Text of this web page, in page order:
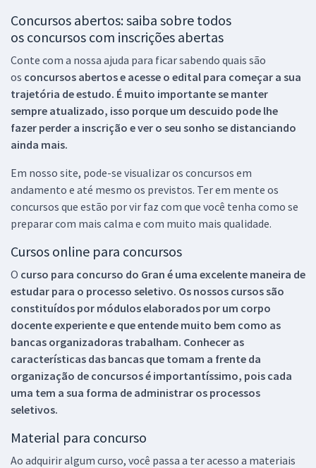
Concursos abertos: saiba sobre todos
os concursos com inscrições abertas
Conte com a nossa ajuda para ficar sabendo quais são
os concursos abertos e acesse o edital para começar a sua
trajetória de estudo. É muito importante se manter
sempre atualizado, isso porque um descuido pode lhe
fazer perder a inscrição e ver o seu sonho se distanciando
ainda mais.
Em nosso site, pode-se visualizar os concursos em
andamento e até mesmo os previstos. Ter em mente os
concursos que estão por vir faz com que você tenha como se
preparar com mais calma e com muito mais qualidade.
Cursos online para concursos
O curso para concurso do Gran é uma excelente maneira de
estudar para o processo seletivo. Os nossos cursos são
constituídos por módulos elaborados por um corpo
docente experiente e que entende muito bem como as
bancas organizadoras trabalham. Conhecer as
características das bancas que tomam a frente da
organização de concursos é importantíssimo, pois cada
uma tem a sua forma de administrar os processos
seletivos.
Material para concurso
Ao adquirir algum curso, você passa a ter acesso a materiais